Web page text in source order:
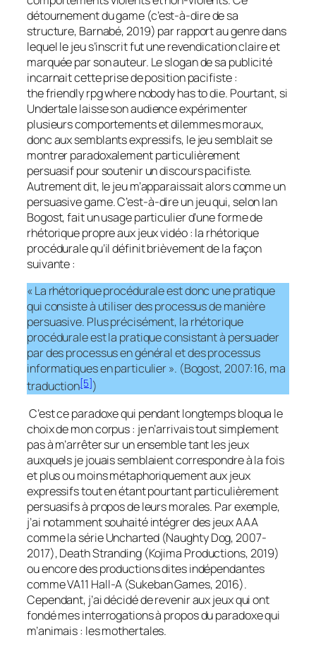
détournement dugame (c’est-à-dire de sa
structure, Barnabé, 2019) par rapport au genre dans
lequel le jeu s’inscrit fut une revendication claire et
marquée par son auteur. Le slogan de sa publicité
incarnait cette prise de position pacifiste :
the friendly rpg where nobody has to die. Pourtant, si
Undertalelaisse son audience expérimenter
plusieurs comportements et dilemmes moraux,
donc aux semblants expressifs, le jeu semblait se
montrer paradoxalement particulièrement
persuasif pour soutenir un discours pacifiste.
Autrement dit, le jeu m’apparaissait alors comme un
persuasive game.C’est-à-dire un jeu qui, selon Ian
Bogost, fait un usage particulier d’une forme de
rhétorique propre aux jeux vidéo : la rhétorique
procédurale qu’il définit brièvement de la façon
suivante :
« La rhétorique procédurale est donc une pratique
qui consiste à utiliser des processus de manière
persuasive. Plus précisément, la rhétorique
procédurale est la pratique consistant à persuader
par des processus en général et des processus
informatiques en particulier ». (Bogost, 2007:16, ma
traduction[5])
C’est ce paradoxe qui pendant longtemps bloqua le
choix de mon corpus : je n’arrivais tout simplement
pas à m’arrêter sur un ensemble tant les jeux
auxquels je jouais semblaient correspondre à la fois
et plus ou moins métaphoriquement aux jeux
expressifs tout en étant pourtant particulièrement
persuasifs à propos de leurs morales. Par exemple,
j’ai notamment souhaité intégrer des jeux AAA
comme la sérieUncharted (Naughty Dog, 2007-
2017),Death Stranding (Kojima Productions, 2019)
ou encore des productions dites indépendantes
commeVA11 Hall-A (Sukeban Games, 2016).
Cependant, j’ai décidé de revenir aux jeux qui ont
fondé mes interrogations à propos du paradoxe qui
m’animais : lesmothertales.